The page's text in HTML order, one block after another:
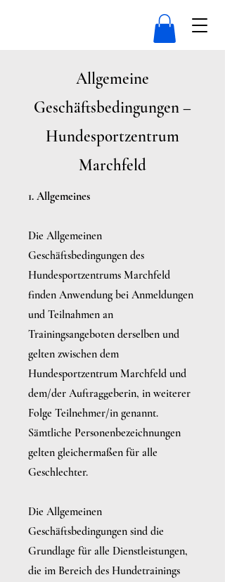
Allgemeine
Geschäftsbedingungen –
Hundesportzentrum
Marchfeld
1. Allgemeines
Die Allgemeinen
Geschäftsbedingungen des
Hundesportzentrums Marchfeld
finden Anwendung bei Anmeldungen
und Teilnahmen an
Trainingsangeboten derselben und
gelten zwischen dem
Hundesportzentrum Marchfeld und
dem/der Auftraggeberin, in weiterer
Folge Teilnehmer/in genannt.
Sämtliche Personenbezeichnungen
gelten gleichermaßen für alle
Geschlechter.
Die Allgemeinen
Geschäftsbedingungen sind die
Grundlage für alle Dienstleistungen,
die im Bereich des Hundetrainings